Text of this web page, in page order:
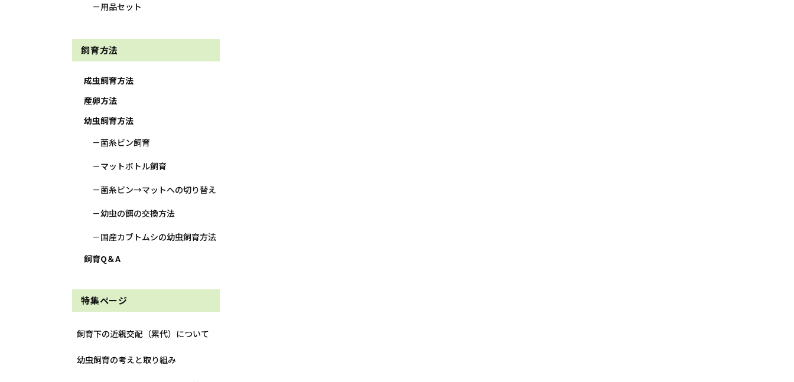
用品セット
飼育方法
成虫飼育方法
産卵方法
幼虫飼育方法
菌糸ビン飼育
マットボトル飼育
菌糸ビン→マットへの切り替え
幼虫の餌の交換方法
国産カブトムシの幼虫飼育方法
飼育Q＆A
特集ページ
飼育下の近親交配（累代）について
幼虫飼育の考えと取り組み